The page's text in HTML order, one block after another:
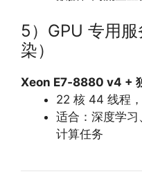
5）GPU 专用
染）
Xeon E7‑8880 v4 +
22 核 44 线程
适合：深度学
计算任务